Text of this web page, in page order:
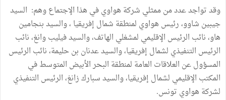
وقد تواجد عدد من ممثلي شركة هواوي في هذا الإجتماع وهم: السيد
جيبين شاوو، رئيس هواوي لمنطقة شمال إفريقيا ، والسيد بنجامين
هاو، نائب الرئيس الإقليمي لمشغلي الهاتف، والسيد فيليب وانغ، نائب
الرئيس التنفيذي لشمال إفريقيا، والسيد عدنان بن حليمة، نائب الرئيس
المسؤول عن العلاقات العامة لمنطقة البحر الأبيض المتوسط في
المكتب الإقليمي لشمال إفريقيا، والسيد سبارك زانغ، الرئيس التنفيذي
لشركة هواوي تونس.